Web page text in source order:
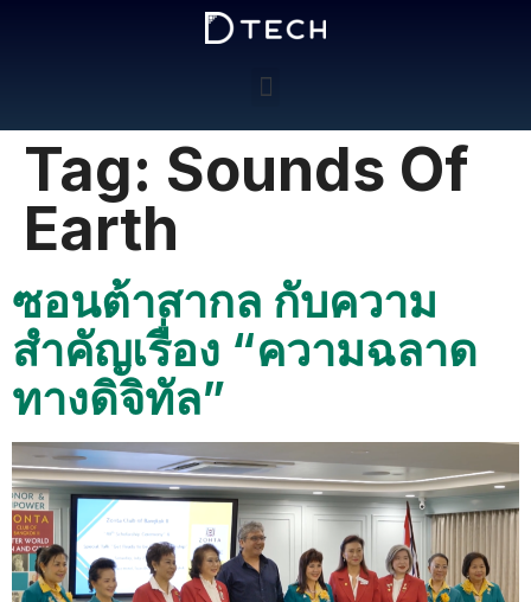
Tag: Sounds Of
Earth
ซอนต้าสากล กับความ
สำคัญเรื่อง “ความฉลาด
ทางดิจิทัล”